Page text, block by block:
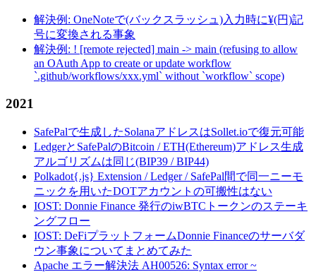
解決例: OneNoteで(バックスラッシュ)入力時に¥(円)記
号に変換される事象
解決例: ! [remote rejected] main -> main (refusing to allow
an OAuth App to create or update workflow
`.github/workflows/xxx.yml` without `workflow` scope)
2021
SafePalで生成したSolanaアドレスはSollet.ioで復元可能
LedgerとSafePalのBitcoin / ETH(Ethereum)アドレス生成
アルゴリズムは同じ(BIP39 / BIP44)
Polkadot{.js} Extension / Ledger / SafePal間で同一ニーモ
ニックを用いたDOTアカウントの可搬性はない
IOST: Donnie Finance 発行のiwBTCトークンのステーキ
ングフロー
IOST: DeFiプラットフォームDonnie Financeのサーバダ
ウン事象についてまとめてみた
Apache エラー解決法 AH00526: Syntax error ~